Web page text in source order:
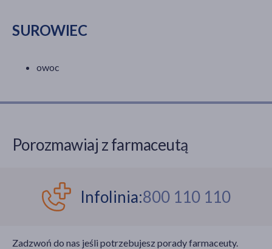
SUROWIEC
owoc
Porozmawiaj z farmaceutą
Infolinia:800 110 110
Zadzwoń do nas jeśli potrzebujesz porady farmaceuty.